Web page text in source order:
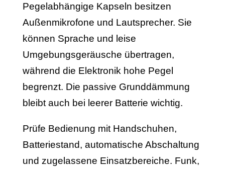
Pegelabhängige Kapseln besitzen
Außenmikrofone und Lautsprecher. Sie
können Sprache und leise
Umgebungsgeräusche übertragen,
während die Elektronik hohe Pegel
begrenzt. Die passive Grunddämmung
bleibt auch bei leerer Batterie wichtig.
Prüfe Bedienung mit Handschuhen,
Batteriestand, automatische Abschaltung
und zugelassene Einsatzbereiche. Funk,